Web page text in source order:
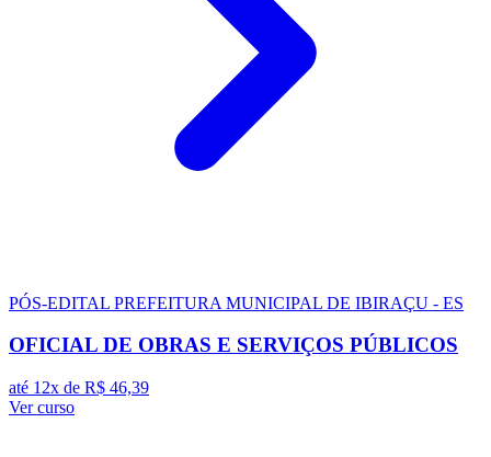
PÓS-EDITAL PREFEITURA MUNICIPAL DE IBIRAÇU - ES
OFICIAL DE OBRAS E SERVIÇOS PÚBLICOS
até 12x de R$ 46,39
Ver curso